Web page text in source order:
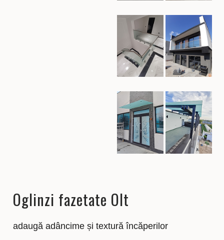
Oglinzi fazetate Olt
adaugă adâncime și textură încăperilor